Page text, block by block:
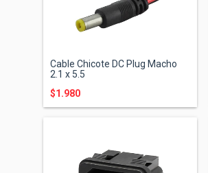
Cable Chicote DC Plug Macho
2.1 x 5.5
$1.980